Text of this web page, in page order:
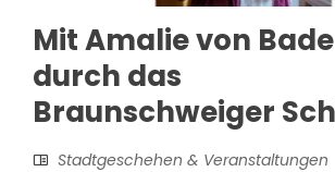
Mit Amalie von
durch das
Braunschweiger
Stadtgeschehen & Veranstaltungen